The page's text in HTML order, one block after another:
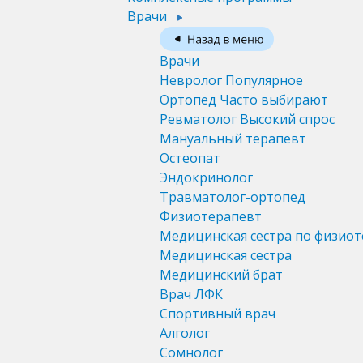
Врачи
Врачи
Невролог Популярное
Ортопед Часто выбирают
Ревматолог Высокий спрос
Мануальный терапевт
Остеопат
Эндокринолог
Травматолог-ортопед
Физиотерапевт
Медицинская сестра по
Медицинская сестра
Медицинский брат
Врач ЛФК
Спортивный врач
Алголог
Сомнолог